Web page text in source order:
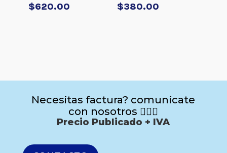
$620.00 $380.00
Necesitas factura? comunícate
con nosotros 🙋🏻‍♂️
Precio Publicado + IVA